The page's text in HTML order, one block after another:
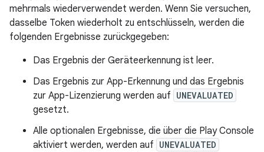
mehrmals wiederverwendet werden. Wenn Sie versuchen,
dasselbe Token wiederholt zu entschlüsseln, werden die
folgenden Ergebnisse zurückgegeben:
Das Ergebnis der Geräteerkennung ist leer.
Das Ergebnis zur App-Erkennung und das Ergebnis
zur App-Lizenzierung werden auf UNEVALUATED
gesetzt.
Alle optionalen Ergebnisse, die über die Play Console
aktiviert werden, werden auf UNEVALUATED